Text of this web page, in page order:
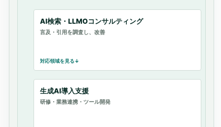
AI検索・LLMOコンサルティング
言及・引用を調査し、改善
対応領域を見る
生成AI導入支援
研修・業務連携・ツール開発